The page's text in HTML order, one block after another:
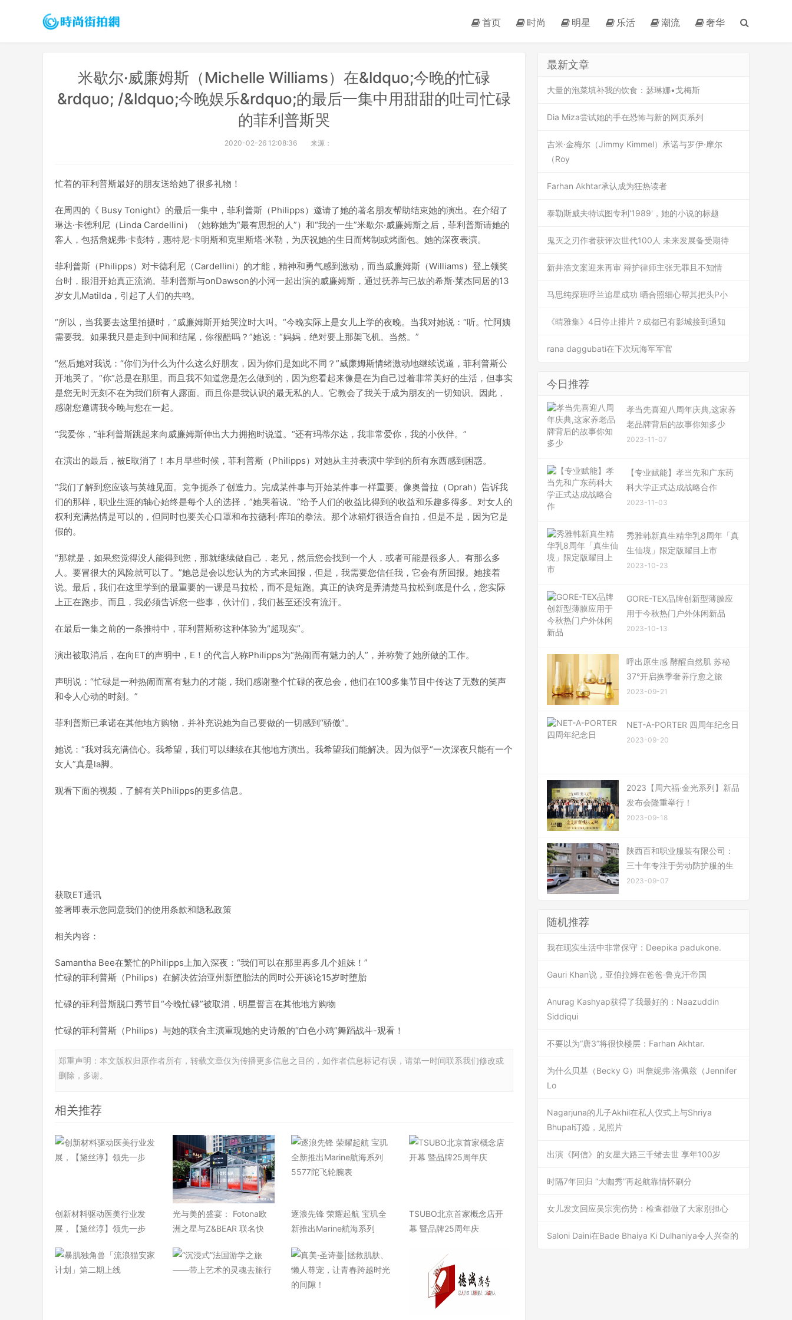
首页 时尚 明星 乐活 潮流 奢华
米歇尔·威廉姆斯（Michelle Williams）在&ldquo;今晚的忙碌
&rdquo; /&ldquo;今晚娱乐&rdquo;的最后一集中用甜甜的吐司忙碌
的菲利普斯哭
2020-02-26 12:08:36 来源：
忙着的菲利普斯最好的朋友送给她了很多礼物！
在周四的《 Busy Tonight》的最后一集中，菲利普斯（Philipps）邀请了她的著名朋友帮助结束她的演出。在介绍了
琳达·卡德利尼（Linda Cardellini）（她称她为“最有思想的人”）和“我的一生”米歇尔·威廉姆斯之后，菲利普斯请她的
客人，包括詹妮弗·卡彭特，惠特尼·卡明斯和克里斯塔·米勒，为庆祝她的生日而烤制或烤面包。她的深夜表演。
菲利普斯（Philipps）对卡德利尼（Cardellini）的才能，精神和勇气感到激动，而当威廉姆斯（Williams）登上领奖
台时，眼泪开始真正流淌。菲利普斯与onDawson的小河一起出演的威廉姆斯，通过抚养与已故的希斯·莱杰同居的13
岁女儿Matilda，引起了人们的共鸣。
“所以，当我要去这里拍摄时，”威廉姆斯开始哭泣时大叫。“今晚实际上是女儿上学的夜晚。当我对她说：“听。忙阿姨
需要我。如果我只是走到中间和结尾，你很酷吗？”她说：“妈妈，绝对要上那架飞机。当然。”
“然后她对我说：“你们为什么为什么这么好朋友，因为你们是如此不同？”威廉姆斯情绪激动地继续说道，菲利普斯公
开地哭了。“你”总是在那里。而且我不知道您是怎么做到的，因为您看起来像是在为自己过着非常美好的生活，但事实
是您无时无刻不在为我们所有人露面。而且你是我认识的最无私的人。它教会了我关于成为朋友的一切知识。因此，
感谢您邀请我今晚与您在一起。
“我爱你，”菲利普斯跳起来向威廉姆斯伸出大力拥抱时说道。“还有玛蒂尔达，我非常爱你，我的小伙伴。”
在演出的最后，被E取消了！本月早些时候，菲利普斯（Philipps）对她从主持表演中学到的所有东西感到困惑。
“我们了解到您应该与英雄见面。竞争扼杀了创造力。完成某件事与开始某件事一样重要。像奥普拉（Oprah）告诉我
们的那样，职业生涯的轴心始终是每个人的选择，”她哭着说。“给予人们的收益比得到的收益和乐趣多得多。对女人的
权利充满热情是可以的，但同时也要关心口罩和布拉德利·库珀的拳法。那个冰箱灯很适合自拍，但是不是，因为它是
假的。
“那就是，如果您觉得没人能得到您，那就继续做自己，老兄，然后您会找到一个人，或者可能是很多人。有那么多
人。要冒很大的风险就可以了。”她总是会以您认为的方式来回报，但是，我需要您信任我，它会有所回报。她接着
说。最后，我们在这里学到的最重要的一课是马拉松，而不是短跑。真正的诀窍是弄清楚马拉松到底是什么，您实际
上正在跑步。而且，我必须告诉您一些事，伙计们，我们甚至还没有流汗。
在最后一集之前的一条推特中，菲利普斯称这种体验为“超现实”。
演出被取消后，在向ET的声明中，E！的代言人称Philipps为“热闹而有魅力的人”，并称赞了她所做的工作。
声明说：“忙碌是一种热闹而富有魅力的才能，我们感谢整个忙碌的夜总会，他们在100多集节目中传达了无数的笑声
和令人心动的时刻。”
菲利普斯已承诺在其他地方购物，并补充说她为自己要做的一切感到“骄傲”。
她说：“我对我充满信心。我希望，我们可以继续在其他地方演出。我希望我们能解决。因为似乎“一次深夜只能有一个
女人”真是la脚。
观看下面的视频，了解有关Philipps的更多信息。
获取ET通讯
签署即表示您同意我们的使用条款和隐私政策
相关内容：
Samantha Bee在繁忙的Philipps上加入深夜：“我们可以在那里再多几个姐妹！”
忙碌的菲利普斯（Philips）在解决佐治亚州新堕胎法的同时公开谈论15岁时堕胎
忙碌的菲利普斯脱口秀节目“今晚忙碌”被取消，明星誓言在其他地方购物
忙碌的菲利普斯（Philips）与她的联合主演重现她的史诗般的“白色小鸡”舞蹈战斗-观看！
郑重声明：本文版权归原作者所有，转载文章仅为传播更多信息之目的，如作者信息标记有误，请第一时间联系我们修改或
删除，多谢。
相关推荐
​创新材料驱动医美行业发
展，【黛丝淳】领先一步
光与美的盛宴： Fotona欧
洲之星与Z&BEAR 联名快
逐浪先锋 荣耀起航 宝玑全
新推出Marine航海系列
TSUBO北京首家概念店开
幕 暨品牌25周年庆
最新文章
大量的泡菜填补我的饮食：瑟琳娜•戈梅斯
Dia Miza尝试她的手在恐怖与新的网页系列
吉米·金梅尔（Jimmy Kimmel）承诺与罗伊·摩尔
（Roy
Farhan Akhtar承认成为狂热读者
泰勒斯威夫特试图专利'1989'，她的小说的标题
鬼灭之刃作者获评次世代100人 未来发展备受期待
新井浩文案迎来再审 辩护律师主张无罪且不知情
马思纯探班呼兰追星成功 晒合照细心帮其把头P小
《晴雅集》4日停止排片？成都已有影城接到通知
rana daggubati在下次玩海军军官
今日推荐
孝当先喜迎八周年庆典,这家养
老品牌背后的故事你知多少
2023-11-07
【专业赋能】孝当先和广东药
科大学正式达成战略合作
2023-11-03
秀雅韩新真生精华乳8周年「真
生仙境」限定版耀目上市
2023-10-23
GORE-TEX品牌创新型薄膜应
用于今秋热门户外休闲新品
2023-10-13
呼出原生感 酵醒自然肌 苏秘
37°开启换季奢养疗愈之旅
2023-09-21
NET-A-PORTER 四周年纪念日
2023-09-20
2023【周六福·金光系列】新品
发布会隆重举行！
2023-09-18
陕西百和职业服装有限公司：
三十年专注于劳动防护服的生
2023-09-07
随机推荐
我在现实生活中非常保守：Deepika padukone.
Gauri Khan说，亚伯拉姆在爸爸·鲁克汗帝国
Anurag Kashyap获得了我最好的：Naazuddin
Siddiqui
不要以为“唐3”将很快楼层：Farhan Akhtar.
为什么贝基（Becky G）叫詹妮弗·洛佩兹（Jennifer
Lo
Nagarjuna的儿子Akhil在私人仪式上与Shriya
Bhupal订婚，见照片
出演《阿信》的女星大路三千绪去世 享年100岁
时隔7年回归 “大咖秀”再起航靠情怀刷分
女儿发文回应吴宗宪伤势：检查都做了大家别担心
Saloni Daini在Bade Bhaiya Ki Dulhaniya令人兴奋的